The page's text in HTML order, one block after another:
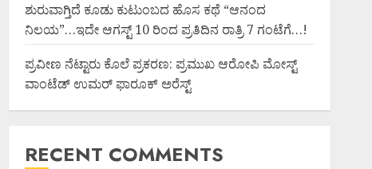
ಶುರುವಾಗ್ತಿದೆ ಕೂಡು ಕುಟುಂಬದ ಹೊಸ ಕಥೆ “ಆನಂದ
ನಿಲಯ”…ಇದೇ ಆಗಸ್ಟ್ 10 ರಿಂದ ಪ್ರತಿದಿನ ರಾತ್ರಿ 7 ಗಂಟೆಗೆ…!
ಪ್ರವೀಣ ನೆಟ್ಟಾರು ಕೊಲೆ ಪ್ರಕರಣ: ಪ್ರಮುಖ ಆರೋಪಿ ಮೋಸ್ಟ್
ವಾಂಟೆಡ್ ಉಮರ್ ಫಾರೂಕ್ ಅರೆಸ್ಟ್
RECENT COMMENTS